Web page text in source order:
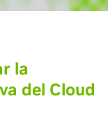
la
del Cloud